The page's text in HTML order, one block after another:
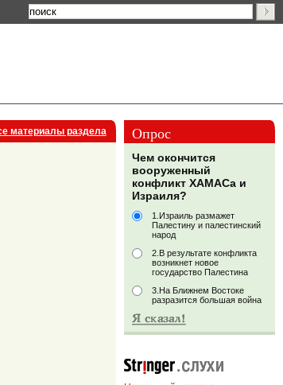
материалы раздела Опрос
Чем окончится
вооруженный
конфликт ХАМАСа и
Израиля?
1.Израиль размажет
Палестину и палестинский
народ
2.В результате конфликта
возникнет новое
государство Палестина
3.На Ближнем Востоке
разразится большая война